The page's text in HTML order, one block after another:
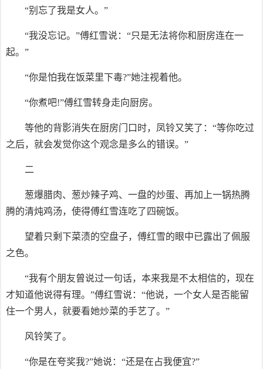
“别忘了我是女人。”
“我没忘记。”傅红雪说：“只是无法将你和厨房连在一
起。”
“你是怕我在饭菜里下毒?”她注视着他。
“你煮吧!”傅红雪转身走向厨房。
等他的背影消失在厨房门口时，凤铃又笑了：“等你吃过
之后，就会发觉你这个观念是多么的错误。”
二
葱爆腊肉、葱炒辣子鸡、一盘的炒蛋、再加上一锅热腾
腾的清炖鸡汤，使得傅红雪连吃了四碗饭。
望着只剩下菜渍的空盘子，傅红雪的眼中已露出了佩服
之色。
“我有个朋友曾说过一句话，本来我是不太相信的，现在
才知道他说得有理。”傅红雪说：“他说，一个女人是否能留
住一个男人，就要看她炒菜的手艺了。”
风铃笑了。
“你是在夸奖我?”她说：“还是在占我便宜?”